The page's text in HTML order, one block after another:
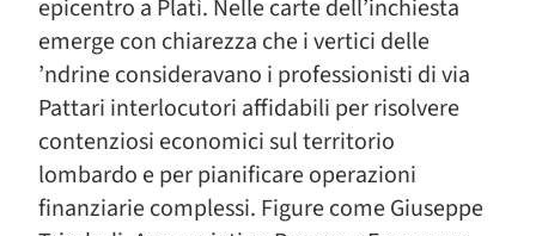
epicentro a Platì. Nelle carte dell’inchiesta
emerge con chiarezza che i vertici delle
’ndrine consideravano i professionisti di via
Pattari interlocutori affidabili per risolvere
contenziosi economici sul territorio
lombardo e per pianificare operazioni
finanziarie complessi. Figure come Giuseppe